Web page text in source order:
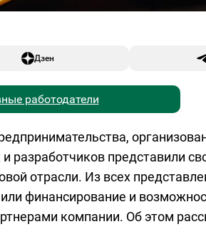
Дзен
работодатели
разработчиков представили
отрасли. Из всех
финансирование и
компании. Об этом